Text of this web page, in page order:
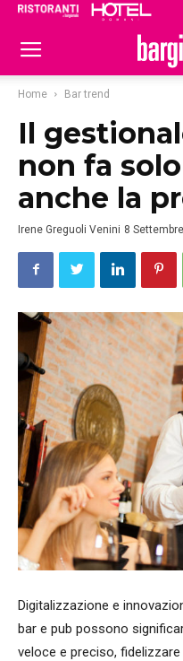
Home Bar trend
Il
non fa
anche la
Irene Greguoli Venini 8
Digitalizzazione e
bar e pub possono
veloce e preciso,